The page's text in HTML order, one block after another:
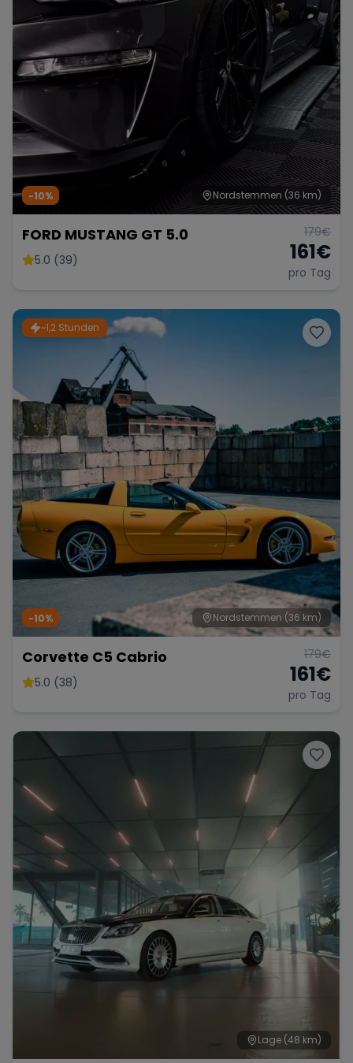
Nordstemmen (36 km)
-10%
FORD MUSTANG GT 5.0
5.0 (39)
179€
161€
pro Tag
~1,2 Stunden
Nordstemmen (36 km)
-10%
Corvette C5 Cabrio
5.0 (38)
179€
161€
pro Tag
Lage (48 km)